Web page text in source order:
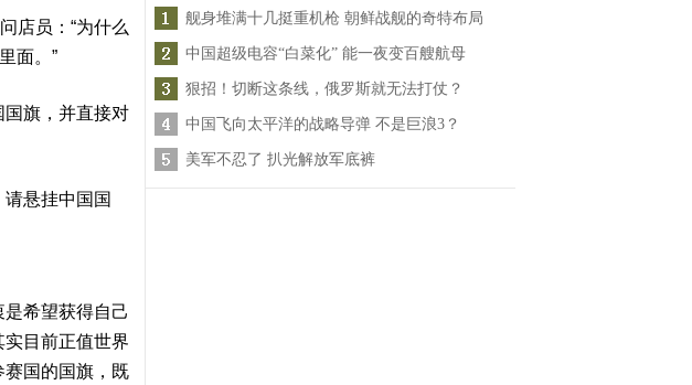
店员：“为什么
面。”
旗，并直接对
悬挂中国国
希望获得自己
实目前正值世界
国的国旗，既
舰身堆满十几挺重机枪 朝鲜战舰的奇特布局
中国超级电容“白菜化” 能一夜变百艘航母
狠招！切断这条线，俄罗斯就无法打仗？
中国飞向太平洋的战略导弹 不是巨浪3？
美军不忍了 扒光解放军底裤